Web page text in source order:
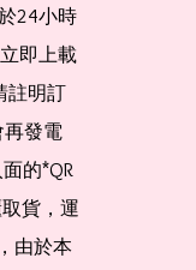
24小時
即上載
註明訂
發電
的*QR
貨，運
由於本